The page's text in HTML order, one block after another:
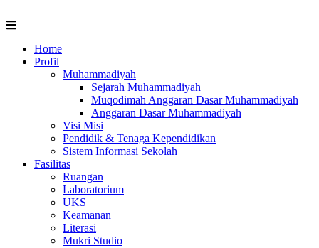
to
Home
Profil
Muhammadiyah
Sejarah Muhammadiyah
Muqodimah Anggaran Dasar Muhammadiyah
Anggaran Dasar Muhammadiyah
Visi Misi
Pendidik & Tenaga Kependidikan
Sistem Informasi Sekolah
Fasilitas
Ruangan
Laboratorium
UKS
Keamanan
Literasi
Mukri Studio